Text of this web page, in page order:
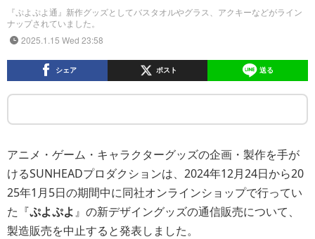
『ぷよぷよ通』新作グッズとしてバスタオルやグラス、アクキーなどがライン
ナップされていました。
2025.1.15 Wed 23:58
シェア ポスト 送る
アニメ・ゲーム・キャラクターグッズの企画・製作を手が
けるSUNHEADプロダクションは、2024年12月24日から20
25年1月5日の期間中に同社オンラインショップで行ってい
た『ぷよぷよ』の新デザイングッズの通信販売について、
製造販売を中止すると発表しました。